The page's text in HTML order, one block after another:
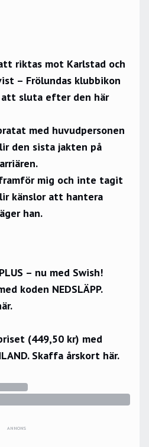
riktas mot Karlstad och
– Frölundas klubbikon
sluta efter den här
med huvudpersonen
den sista jakten på
mig och inte tagit
känslor att hantera
han.
– nu med Swish!
koden NEDSLÄPP.
(449,50 kr) med
Skaffa årskort här.
ANNONS